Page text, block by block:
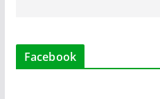
Facebook